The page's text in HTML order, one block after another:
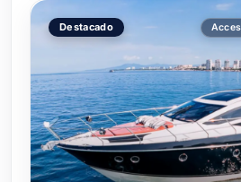
Destacado